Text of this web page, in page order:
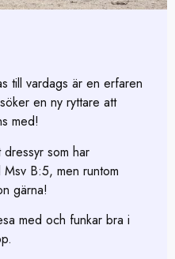
till vardags är en erfaren
en ny ryttare att
med!
som har
B:5, men runtom
gärna!
med och funkar bra i